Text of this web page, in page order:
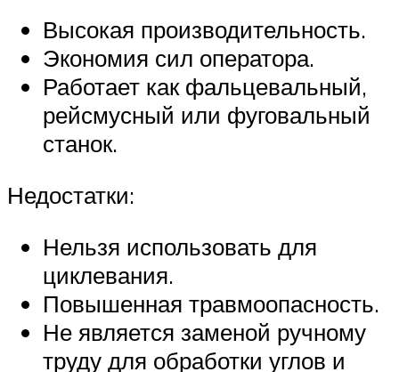
Высокая производительность.
Экономия сил оператора.
Работает как фальцевальный,
рейсмусный или фуговальный
станок.
Недостатки:
Нельзя использовать для
циклевания.
Повышенная травмоопасность.
Не является заменой ручному
труду для обработки углов и